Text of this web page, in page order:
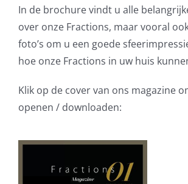
In de brochure vindt u alle
over onze Fractions, maar vooral
foto’s om u een goede
hoe onze Fractions in uw huis
Klik op de cover van ons magazine
openen / downloaden: